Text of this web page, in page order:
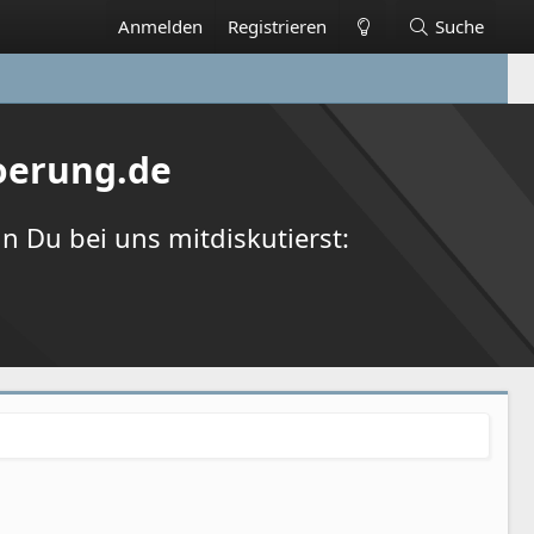
Anmelden Registrieren Suche
Du bei uns mitdiskutierst: